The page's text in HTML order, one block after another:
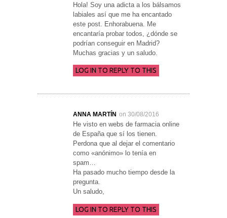
Hola! Soy una adicta a los bálsamos
labiales así que me ha encantado
este post. Enhorabuena. Me
encantaría probar todos, ¿dónde se
podrían conseguir en Madrid?
Muchas gracias y un saludo.
LOG IN TO REPLY TO THIS
ANNA MARTÍN on 30/08/2016
He visto en webs de farmacia online
de España que sí los tienen.
Perdona que al dejar el comentario
como «anónimo» lo tenía en
spam…
Ha pasado mucho tiempo desde la
pregunta.
Un saludo,
LOG IN TO REPLY TO THIS